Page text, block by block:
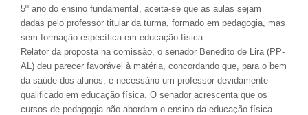
5º ano do ensino fundamental, aceita-se que as aulas sejam
dadas pelo professor titular da turma, formado em pedagogia, mas
sem formação específica em educação física.
Relator da proposta na comissão, o senador Benedito de Lira (PP-
AL) deu parecer favorável à matéria, concordando que, para o bem
da saúde dos alunos, é necessário um professor devidamente
qualificado em educação física. O senador acrescenta que os
cursos de pedagogia não abordam o ensino da educação física